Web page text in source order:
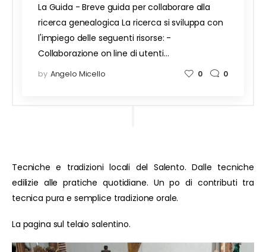
La Guida - Breve guida per collaborare alla
ricerca genealogica La ricerca si sviluppa con
l'impiego delle seguenti risorse: -
Collaborazione on line di utenti…
by Angelo Micello 0 0
Tecniche e tradizioni locali del Salento. Dalle tecniche
edilizie alle pratiche quotidiane. Un po di contributi tra
tecnica pura e semplice tradizione orale.
La pagina sul telaio salentino.